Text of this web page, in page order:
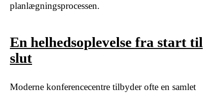
planlægningsprocessen.
En helhedsoplevelse fra start til
slut
Moderne konferencecentre tilbyder ofte en samlet